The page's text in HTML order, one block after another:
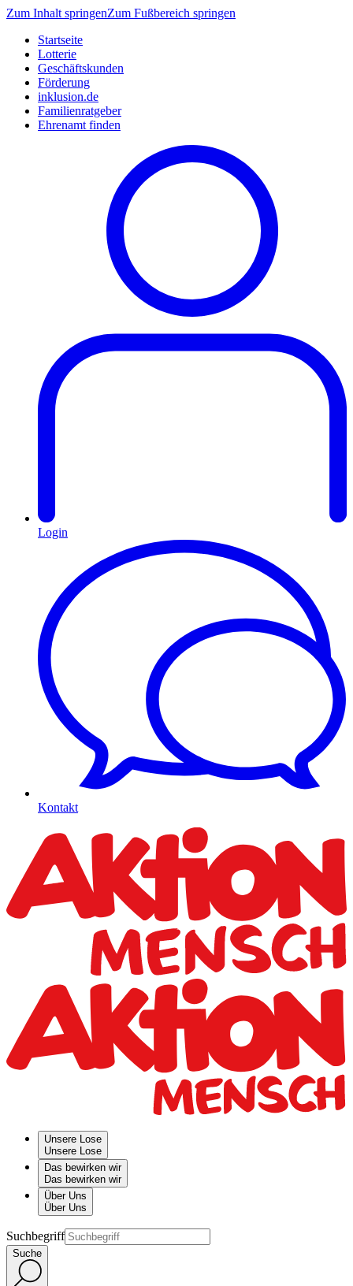
Zum Inhalt springenZum Fußbereich springen
Startseite
Lotterie
Geschäftskunden
Förderung
inklusion.de
Familienratgeber
Ehrenamt finden
Login
Kontakt
Unsere Lose
Unsere Lose
Das bewirken wir
Das bewirken wir
Über Uns
Über Uns
Suchbegriff
Suche